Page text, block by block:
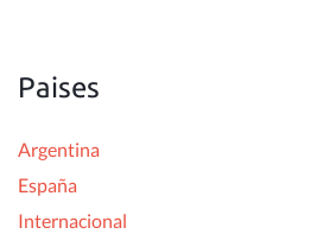
Paises
Argentina
España
Internacional